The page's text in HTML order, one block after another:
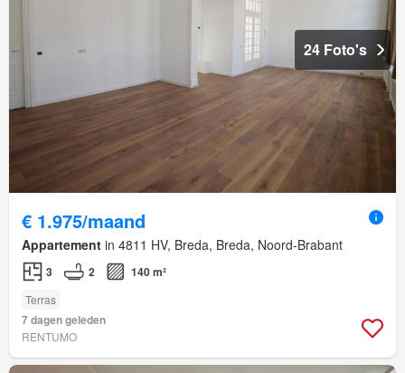
24 Foto's
€ 1.975/maand
Appartement in 4811 HV, Breda, Breda, Noord-Brabant
3 2 140 m²
Terras
7 dagen geleden
RENTUMO